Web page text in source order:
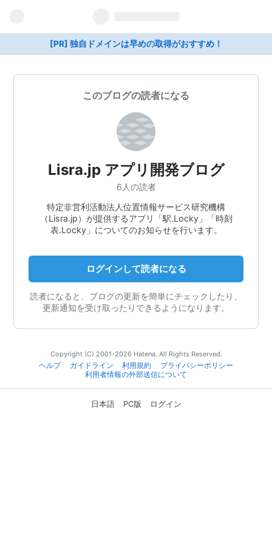
[PR] 独自ドメインは早めの取得がおすすめ！
このブログの読者になる
Lisra.jp アプリ開発ブログ
6人の読者
特定非営利活動法人位置情報サービス研究機構
（Lisra.jp）が提供するアプリ「駅.Locky」「時刻
表.Locky」についてのお知らせを行います。
ログインして読者になる
読者になると、ブログの更新を簡単にチェックしたり、
更新通知を受け取ったりできるようになります。
Copyright (C) 2001-2026 Hatena. All Rights Reserved.
ヘルプ
ガイドライン 利用規約
プライバシーポリシー
利用者情報の外部送信について
日本語 PC版 ログイン